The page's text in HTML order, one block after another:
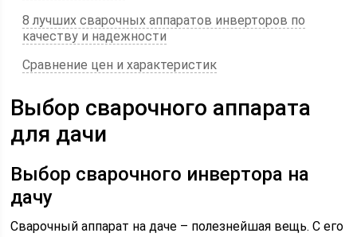
8 лучших сварочных аппаратов инверторов по
качеству и надежности
Сравнение цен и характеристик
Выбор сварочного аппарата
для дачи
Выбор сварочного инвертора на
дачу
Сварочный аппарат на даче – полезнейшая вещь. С его